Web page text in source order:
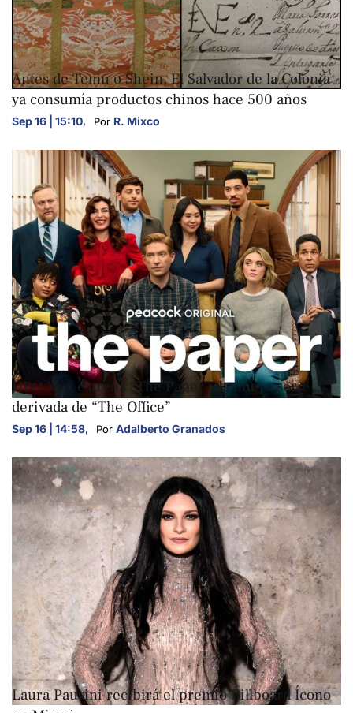
ARTE Y CULTURA
Antes de Temu o Shein, El Salvador de la Colonia
ya consumía productos chinos hace 500 años
Sep 16 | 15:10, Por R. Mixco
ARTE Y CULTURA
HBO Max estrena “The Paper”, la nueva serie
derivada de “The Office”
Sep 16 | 14:58, Por Adalberto Granados
ARTE Y CULTURA
Laura Pausini recibirá el premio Billboard Ícono